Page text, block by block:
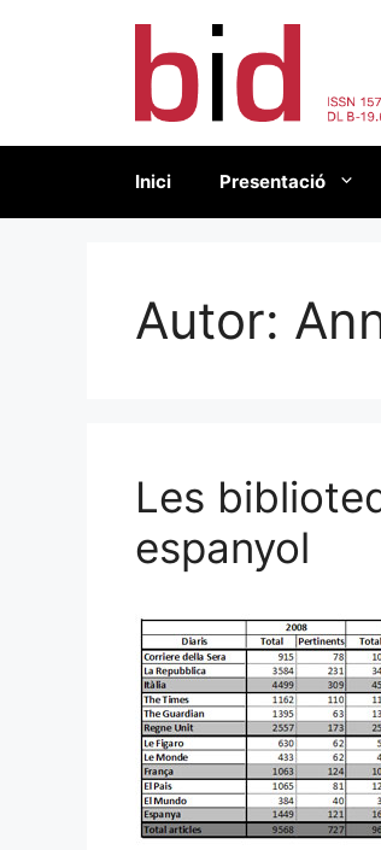
Inici Presentació
Autor:
Les
espanyol